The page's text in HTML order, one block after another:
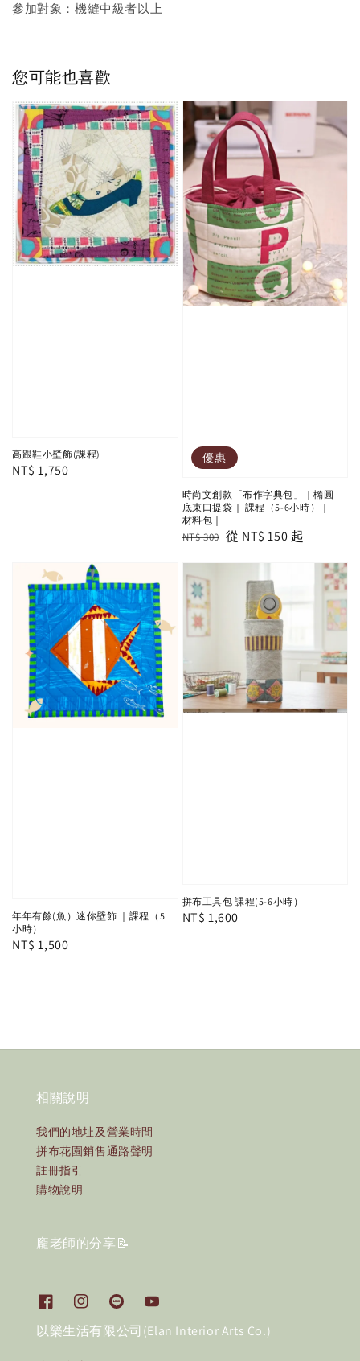
參加對象：機縫中級者以上
您可能也喜歡
高跟鞋小壁飾(課程)
Regular
NT$ 1,750
優惠
時尚文創款「布作字典包」｜橢圓
底束口提袋｜ 課程（5-6小時）｜
材料包｜
Regular
NT$ 300 Sale
從 NT$ 150 起
年年有餘(魚）迷你壁飾 ｜課程（5
小時）
Regular
NT$ 1,500
拼布工具包 課程(5-6小時）
Regular
NT$ 1,600
相關說明
我們的地址及營業時間
拼布花園銷售通路聲明
註冊指引
購物說明
龐老師的分享📝
以樂生活有限公司(Elan Interior Arts Co.)